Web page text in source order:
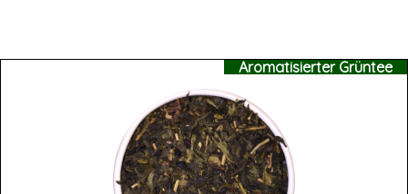
Aromatisierter Grüntee